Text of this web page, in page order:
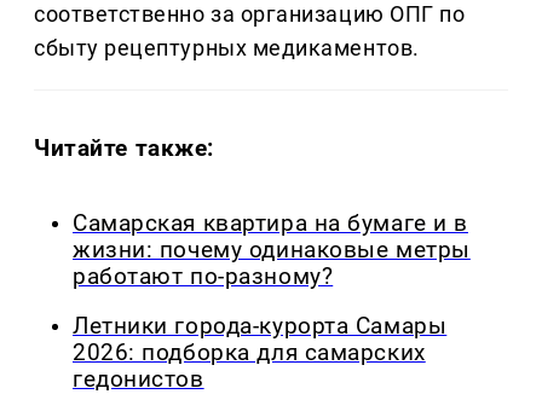
соответственно за организацию ОПГ по
сбыту рецептурных медикаментов.
Читайте также:
Самарская квартира на бумаге и в
жизни: почему одинаковые метры
работают по-разному?
Летники города-курорта Самары
2026: подборка для самарских
гедонистов